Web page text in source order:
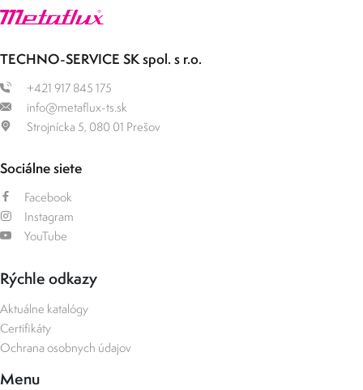
TECHNO-SERVICE SK spol. s r.o.
+421 917 845 175
info@metaflux-ts.sk
Strojnícka 5, 080 01 Prešov
Sociálne siete
Facebook
Instagram
YouTube
Rýchle odkazy
Aktuálne katalógy
Certifikáty
Ochrana osobnych údajov
Menu